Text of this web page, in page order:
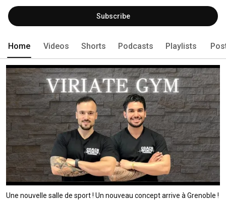
Subscribe
Home Videos Shorts Podcasts Playlists
Une nouvelle salle de sport ! Un nouveau concept arrive à Grenoble !